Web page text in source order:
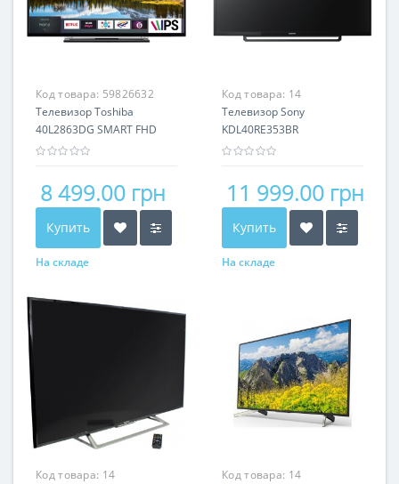
Код товара: 59826632
Телевизор Toshiba
40L2863DG SMART FHD
8 499.00 грн
Купить
На складе
Код товара: 14
Телевизор Sony
KDL40RE353BR
11 999.00 грн
Купить
На складе
Код товара: 14
Код товара: 14